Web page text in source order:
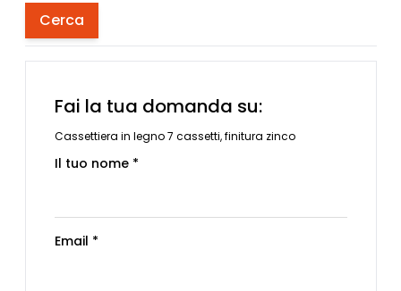
Cerca
Fai la tua domanda su:
Cassettiera in legno 7 cassetti, finitura zinco
Il tuo nome *
Email *